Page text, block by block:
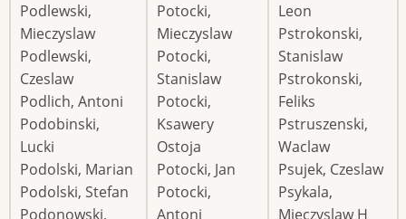
Podlewski,
Mieczyslaw
Podlewski,
Czeslaw
Podlich, Antoni
Podobinski,
Lucki
Podolski, Marian
Podolski, Stefan
Podonowski,
Potocki,
Mieczyslaw
Potocki,
Stanislaw
Potocki,
Ksawery
Ostoja
Potocki, Jan
Potocki,
Antoni
Leon
Pstrokonski,
Stanislaw
Pstrokonski,
Feliks
Pstruszenski,
Waclaw
Psujek, Czeslaw
Psykala,
Mieczyslaw H